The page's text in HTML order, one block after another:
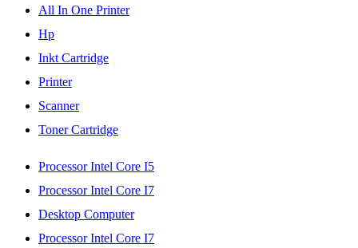
All In One Printer
Hp
Inkt Cartridge
Printer
Scanner
Toner Cartridge
Processor Intel Core I5
Processor Intel Core I7
Desktop Computer
Processor Intel Core I7